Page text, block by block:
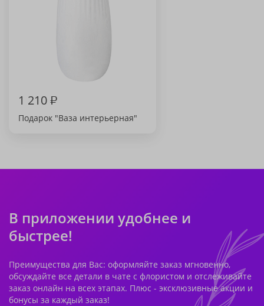
1 210₽
Подарок "Ваза интерьерная"
В приложении удобнее и
быстрее!
Преимущества для Вас: оформляйте заказ мгновенно,
обсуждайте все детали в чате с флористом и отслеживайте
заказ онлайн на всех этапах. Плюс - эксклюзивные акции и
бонусы за каждый заказ!